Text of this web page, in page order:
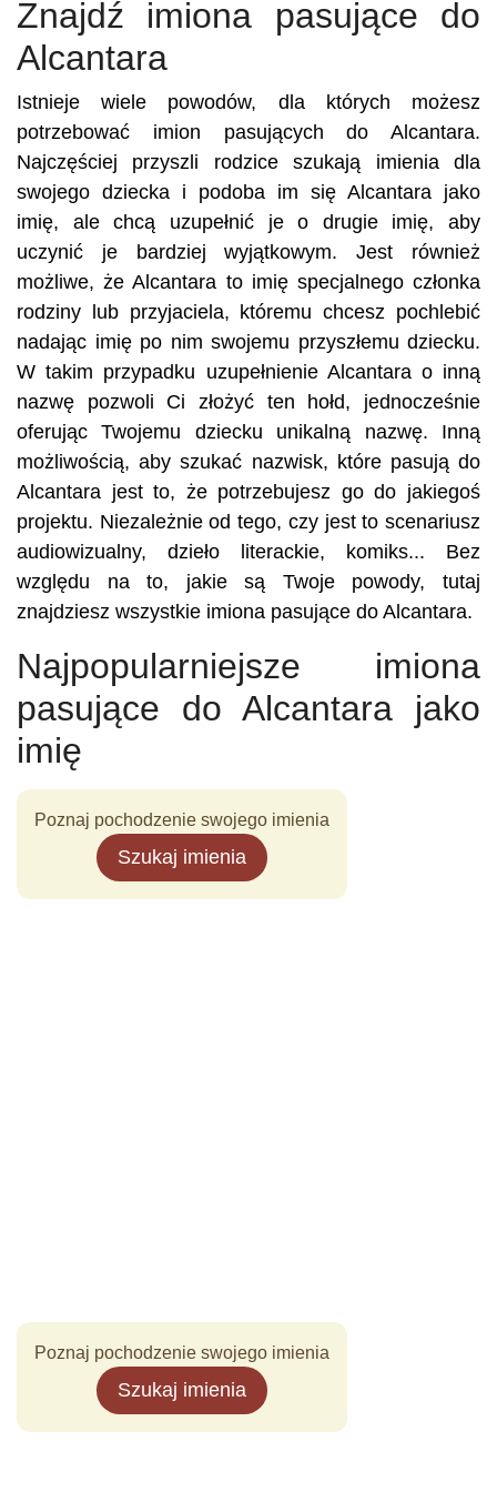
Znajdź imiona pasujące do
Alcantara
Istnieje wiele powodów, dla których możesz
potrzebować imion pasujących do Alcantara.
Najczęściej przyszli rodzice szukają imienia dla
swojego dziecka i podoba im się Alcantara jako
imię, ale chcą uzupełnić je o drugie imię, aby
uczynić je bardziej wyjątkowym. Jest również
możliwe, że Alcantara to imię specjalnego członka
rodziny lub przyjaciela, któremu chcesz pochlebić
nadając imię po nim swojemu przyszłemu dziecku.
W takim przypadku uzupełnienie Alcantara o inną
nazwę pozwoli Ci złożyć ten hołd, jednocześnie
oferując Twojemu dziecku unikalną nazwę. Inną
możliwością, aby szukać nazwisk, które pasują do
Alcantara jest to, że potrzebujesz go do jakiegoś
projektu. Niezależnie od tego, czy jest to scenariusz
audiowizualny, dzieło literackie, komiks... Bez
względu na to, jakie są Twoje powody, tutaj
znajdziesz wszystkie imiona pasujące do Alcantara.
Najpopularniejsze imiona
pasujące do Alcantara jako
imię
Poznaj pochodzenie swojego imienia
Szukaj imienia
Poznaj pochodzenie swojego imienia
Szukaj imienia